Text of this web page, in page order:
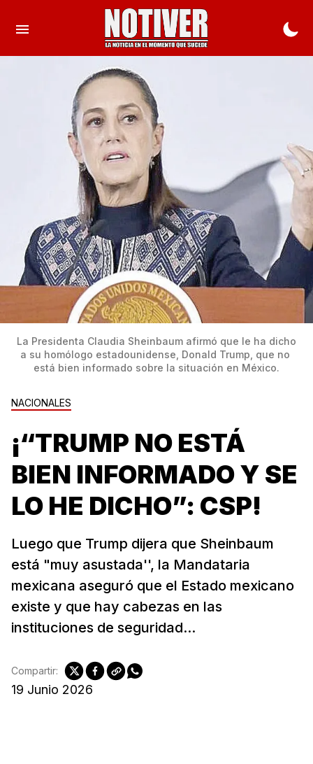
NACIONALES
¡“TRUMP NO ESTÁ
BIEN INFORMADO Y SE
LO HE DICHO”: CSP!
Luego que Trump dijera que Sheinbaum
está "muy asustada'', la Mandataria
mexicana aseguró que el Estado mexicano
existe y que hay cabezas en las
instituciones de seguridad...
19 Junio 2026
Compartir:
a su homólogo estadounidense, Donald Trump, que no
está bien informado sobre la situación en México.